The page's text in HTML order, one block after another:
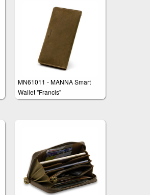
MN61011 - MANNA Smart
Wallet "Francis"